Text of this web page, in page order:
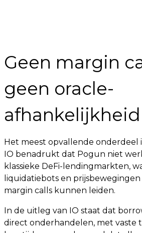
Geen margin
geen oracle-
afhankelijkheid
Het meest opvallende onderdeel
IO benadrukt dat Pogun niet
klassieke DeFi-lendingmarkten,
liquidatiebots en
margin calls kunnen leiden.
In de uitleg van IO staat dat
direct onderhandelen, met vaste